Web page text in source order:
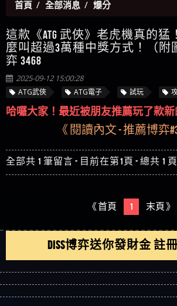
首頁 全部消息 爆分
這款《ATG 武俠》老虎機真的
麼叫超過3萬種中獎方式！（
弈 3468
2025-09-12 15:00:28
ATG武俠 ATG電子 試玩
哈囉大家！最近被朋友推薦玩了款
《 閱讀內文 - 推薦博弈
全部共 1 筆留言 - 目前在第1頁 - 總共 1 頁
《 首頁 1 末頁 》
DISS博弈送